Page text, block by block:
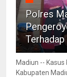
Polres
Madiun --
Kabupaten